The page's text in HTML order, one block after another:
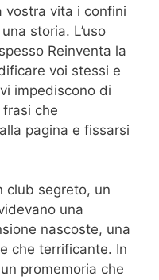
vostra vita i confini
storia. L’uso
Reinventa la
voi stessi e
impediscono di
che
pagina e fissarsi
club segreto, un
una
nascoste, una
che terrificante. In
promemoria che